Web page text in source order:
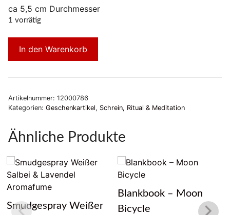
ca 5,5 cm Durchmesser
1 vorrätig
In den Warenkorb
Artikelnummer: 12000786
Kategorien: Geschenkartikel, Schrein, Ritual & Meditation
Ähnliche Produkte
Smudgespray Weißer
Blankbook – Moon
Bicycle